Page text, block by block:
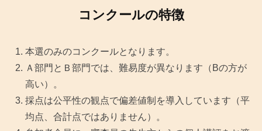
コンクールの特徴
本選のみのコンクールとなります。
Ａ部門とＢ部門では、難易度が異なります（Bの方が
高い）。
採点は公平性の観点で偏差値制を導入しています（平
均点、合計点ではありません）。